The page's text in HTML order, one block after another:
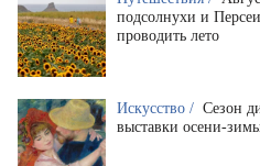
подсолнухи и
проводить лето
Искусство / Сезон
выставки осени-